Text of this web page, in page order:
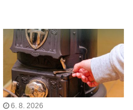
6. 8. 2026